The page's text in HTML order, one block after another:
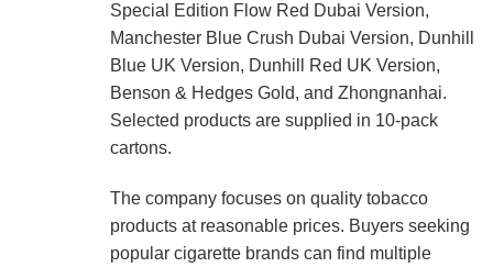
Special Edition Flow Red Dubai Version,
Manchester Blue Crush Dubai Version, Dunhill
Blue UK Version, Dunhill Red UK Version,
Benson & Hedges Gold, and Zhongnanhai.
Selected products are supplied in 10-pack
cartons.
The company focuses on quality tobacco
products at reasonable prices. Buyers seeking
popular cigarette brands can find multiple